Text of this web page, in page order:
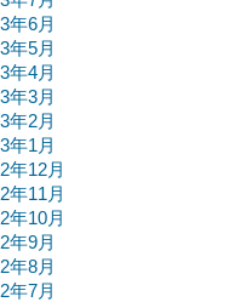
年6月
年5月
年4月
年3月
年2月
年1月
年12月
年11月
年10月
年9月
年8月
年7月